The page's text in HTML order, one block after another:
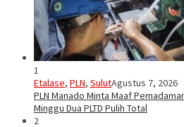
1
Etalase, PLN, SulutAgustus 7, 2026
PLN Manado Minta Maaf
Minggu Dua PLTD Pulih Total
2